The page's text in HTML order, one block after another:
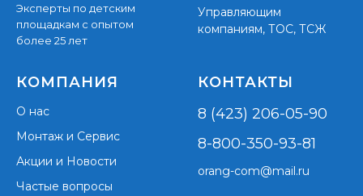
Эксперты по детским
площадкам с опытом
более 25 лет
Управляющим
компаниям, ТОС, ТСЖ
КОМПАНИЯ
О нас
Монтаж и Сервис
Акции и Новости
Частые вопросы
КОНТАКТЫ
8 (423) 206-05-90
8-800-350-93-81
orang-com@mail.ru